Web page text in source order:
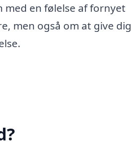
en følelse af fornyet
men også om at give dig